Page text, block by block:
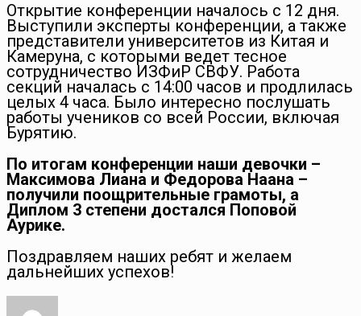
Открытие конференции началось с 12 дня.
Выступили эксперты конференции, а также
представители университетов из Китая и
Камеруна, с которыми ведет тесное
сотрудничество ИЗФиР СВФУ. Работа
секций началась с 14:00 часов и продлилась
целых 4 часа. Было интересно послушать
работы учеников со всей России, включая
Бурятию.
По итогам конференции наши девочки –
Максимова Лиана и Федорова Наана –
получили поощрительные грамоты, а
Диплом 3 степени достался Поповой
Аурике.
Поздравляем наших ребят и желаем
дальнейших успехов!